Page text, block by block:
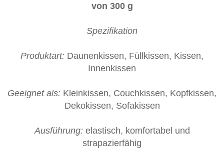
von 300 g
Spezifikation
Produktart: Daunenkissen, Füllkissen, Kissen,
Innenkissen
Geeignet als: Kleinkissen, Couchkissen, Kopfkissen,
Dekokissen, Sofakissen
Ausführung:elastisch, komfortabel und
strapazierfähig